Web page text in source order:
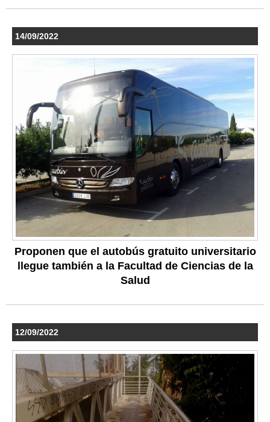
14/09/2022
Proponen que el autobús gratuito universitario
llegue también a la Facultad de Ciencias de la
Salud
12/09/2022